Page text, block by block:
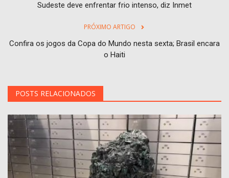
Sudeste deve enfrentar frio intenso, diz Inmet
PRÓXIMO ARTIGO
Confira os jogos da Copa do Mundo nesta sexta; Brasil encara
o Haiti
POSTS RELACIONADOS